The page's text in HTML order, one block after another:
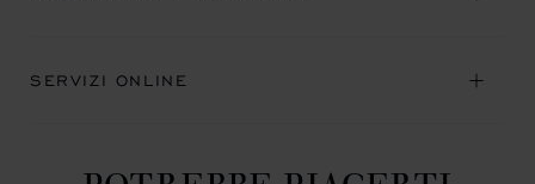
SERVIZI ONLINE